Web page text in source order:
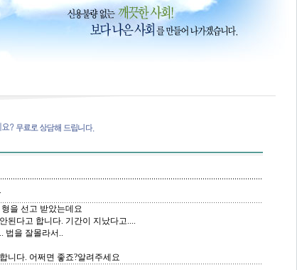
을 선고 받았는데요
된다고 합니다. 기간이 지났다고....
법을 잘몰라서..
니다. 어쩌면 좋죠?알려주세요